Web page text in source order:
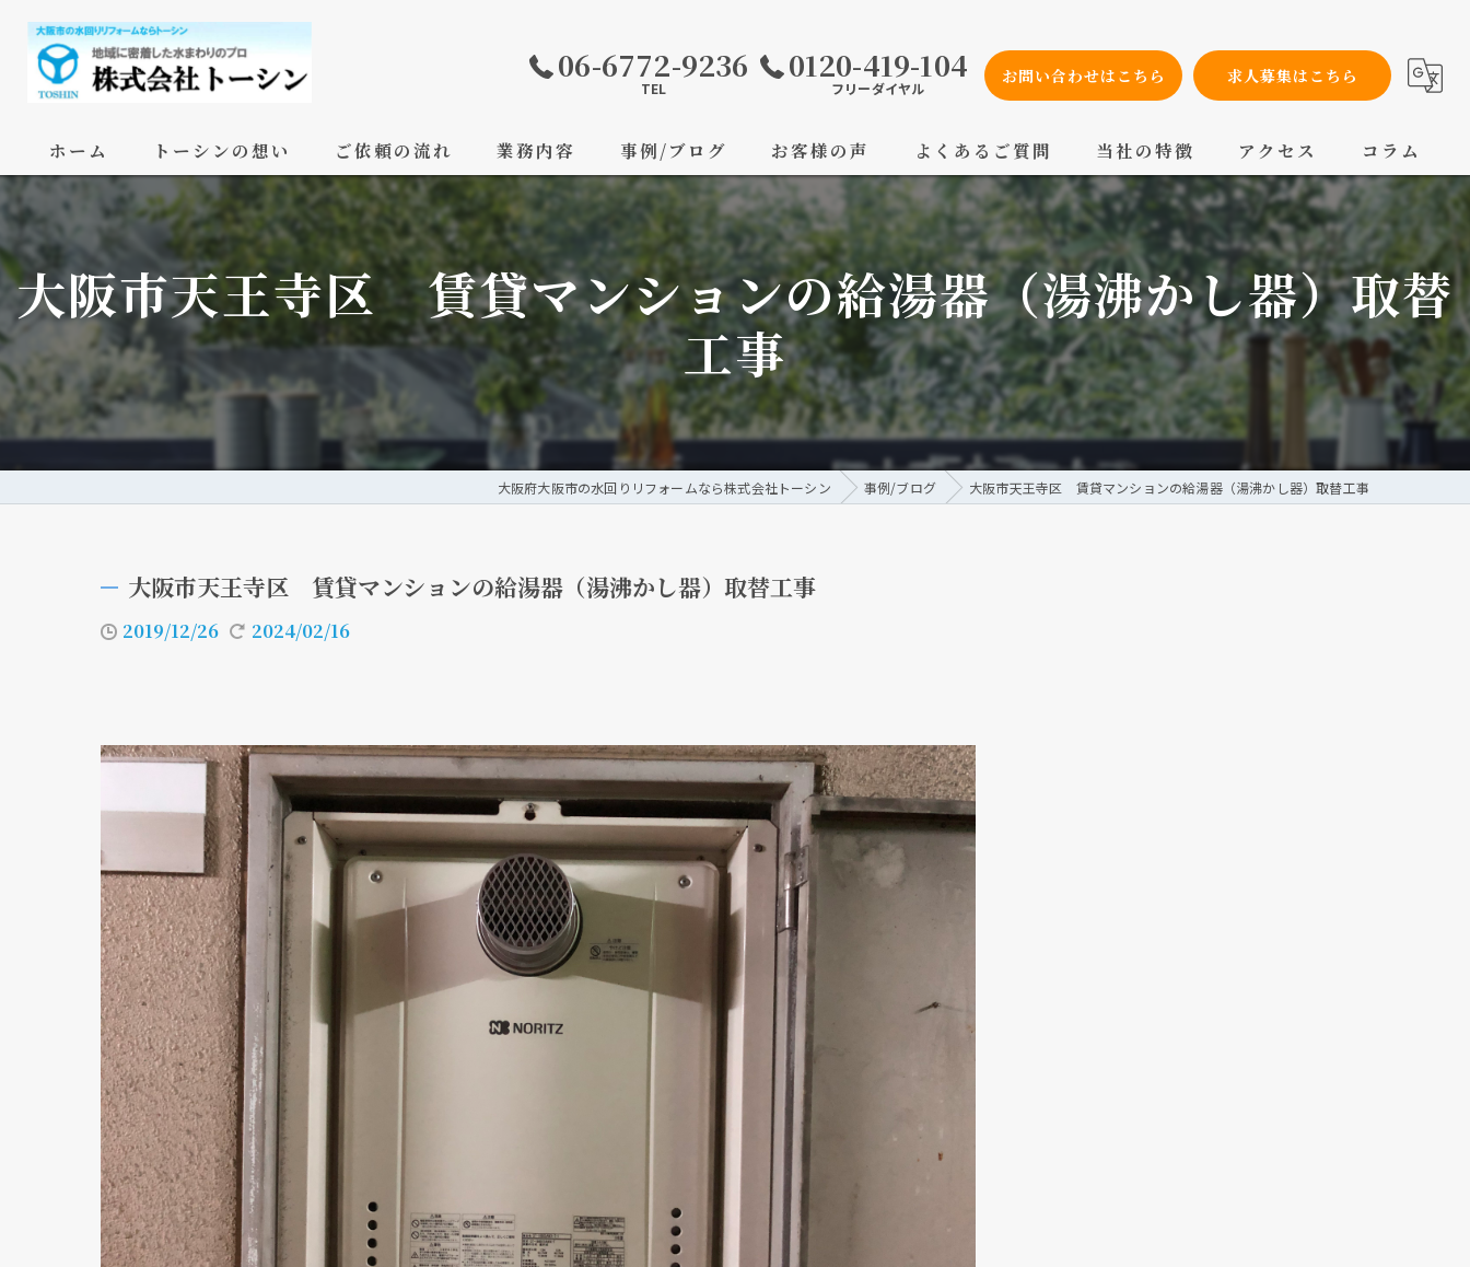
06-6772-9236
TEL
0120-419-104
フリーダイヤル
お問い合わせはこちら 求人募集はこちら
ホーム トーシンの想い ご依頼の流れ 業務内容 事例/ブログ お客様の声 よくあるご質問 当社の特徴
設備工事
内装工事
メンテナンス
配管工事
交換
アクセス コラム
大阪市天王寺区 賃貸マンションの給湯器（湯沸かし器）取替
工事
大阪府大阪市の水回りリフォームなら株式会社トーシン 事例/ブログ 大阪市天王寺区 賃貸マンションの給湯器（湯沸かし器）取替工事
大阪市天王寺区 賃貸マンションの給湯器（湯沸かし器）取替工事
2019/12/26 2024/02/16